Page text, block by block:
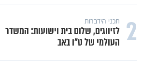
2 תכני הידברות
לזיווגים, שלום בית וישועות: המשדר
העולמי של ט"ו באב